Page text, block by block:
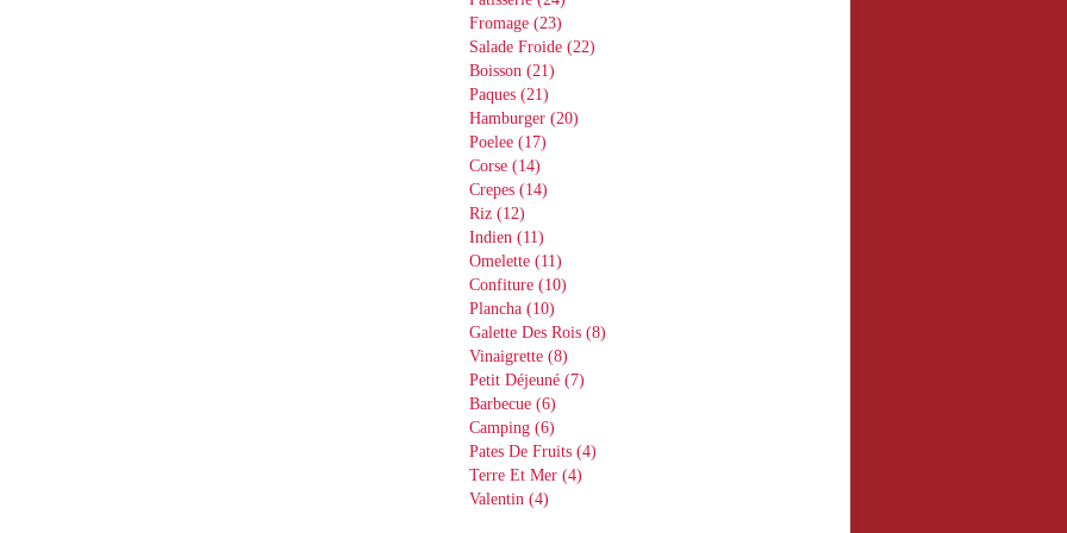
Fromage (23)
Salade Froide (22)
Boisson (21)
Paques (21)
Hamburger (20)
Poelee (17)
Corse (14)
Crepes (14)
Riz (12)
Indien (11)
Omelette (11)
Confiture (10)
Plancha (10)
Galette Des Rois (8)
Vinaigrette (8)
Petit Déjeuné (7)
Barbecue (6)
Camping (6)
Pates De Fruits (4)
Terre Et Mer (4)
Valentin (4)